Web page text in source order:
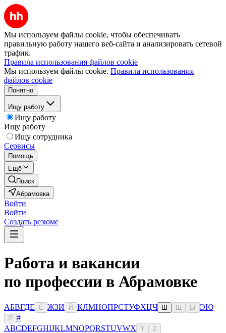
Мы используем файлы cookie, чтобы обеспечивать
правильную работу нашего веб-сайта и анализировать сетевой
трафик.
Правила использования файлов cookie
Мы используем файлы cookie. Правила использования
файлов cookie
Понятно
Ищу работу
Ищу работу
Ищу работу
Ищу сотрудника
Сервисы
Помощь
Ещё
Поиск
Абрамовка
Войти
Войти
Создать резюме
Работа и вакансии
по профессии в Абрамовке
АБВГДЕ Ё ЖЗИ Й КЛМНОПРСТУФХЦЧ Ы ЭЮ
Я
#
ABCDEFGHIJKLMNOPQRSTUVWX Y Z